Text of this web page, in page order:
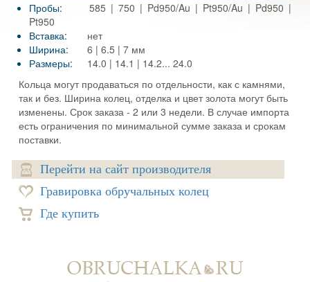
Пробы:
585 | 750 | Pd950/Au | Pt950/Au | Pd950 |
Pt950
Вставка:
нет
Ширина:
6 | 6.5 | 7 мм
Размеры:
14.0 | 14.1 | 14.2... 24.0
Кольца могут продаваться по отдельности, как с камнями,
так и без. Ширина колец, отделка и цвет золота могут быть
изменены. Срок заказа - 2 или 3 недели. В случае импорта
есть ограничения по минимальной сумме заказа и срокам
поставки.
Перейти на сайт производителя
Гравировка обручальных колец
Где купить